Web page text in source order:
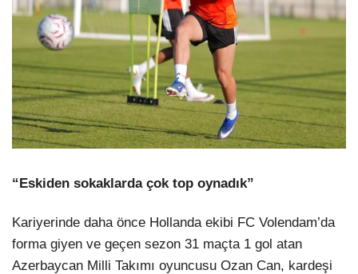
“Eskiden sokaklarda çok top oynadık”
Kariyerinde daha önce Hollanda ekibi FC Volendam’da
forma giyen ve geçen sezon 31 maçta 1 gol atan
Azerbaycan Milli Takımı oyuncusu Ozan Can, kardeşi